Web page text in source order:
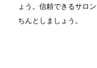
ょう。信頼できるサロ
ちんとしましょう。